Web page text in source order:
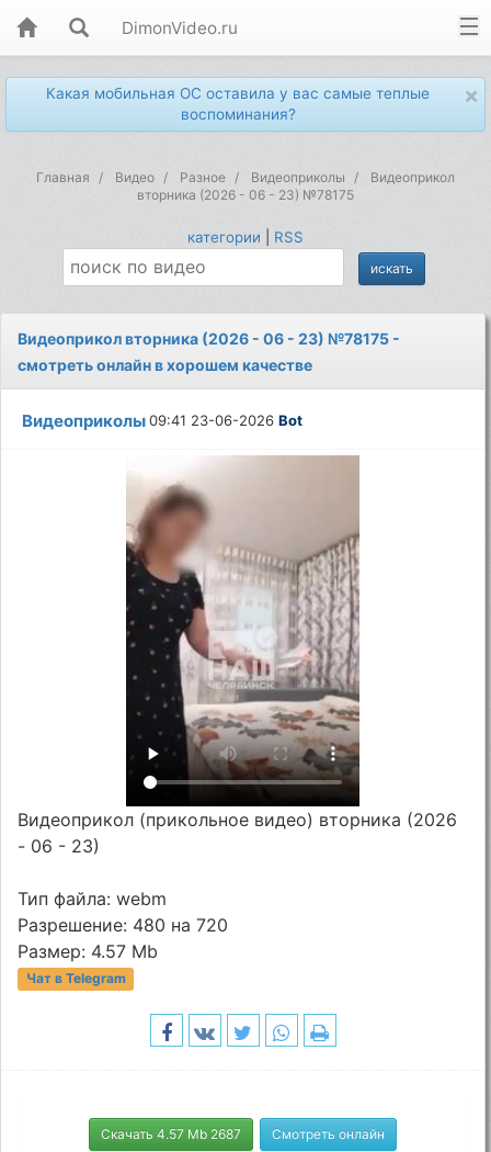
DimonVideo.ru
×
Какая мобильная ОС оставила у вас самые теплые
воспоминания?
Главная Видео Разное Видеоприколы
Видеоприкол
вторника (2026 - 06 - 23) №78175
категории RSS
Видеоприкол вторника (2026 - 06 - 23) №78175 -
смотреть онлайн в хорошем качестве
Видеоприколы09:41 23-06-2026Bot
Видеоприкол (прикольное видео) вторника (2026
- 06 - 23)
Тип файла: webm
Разрешение: 480 на 720
Размер: 4.57 Mb
Чат в Telegram
Скачать 4.57 Mb 2687 Смотреть онлайн